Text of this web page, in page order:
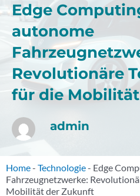
Edge
autonome
Revolutionäre
für die
admin
Home- Technologie- Edge
Fahrzeugnetzwerke:
Mobilität der Zukunft